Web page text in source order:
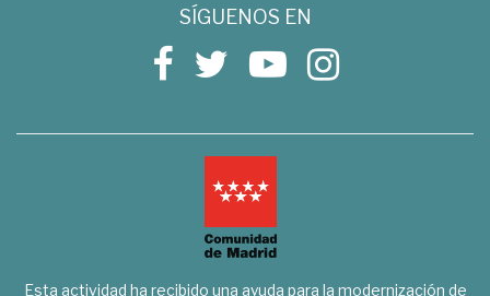
SÍGUENOS EN
Esta actividad ha recibido una ayuda para la modernización de